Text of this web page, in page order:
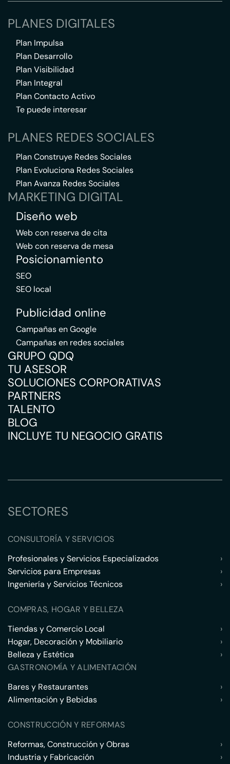
PLANES DIGITALES
Plan Impulsa
Plan Desarrollo
Plan Visibilidad
Plan Integral
Plan Contacto Activo
Te puede interesar
PLANES REDES SOCIALES
Plan Construye Redes Sociales
Plan Evoluciona Redes Sociales
Plan Avanza Redes Sociales
MARKETING DIGITAL
Diseño web
Web con reserva de cita
Web con reserva de mesa
Posicionamiento
SEO
SEO local
Publicidad online
Campañas en Google
Campañas en redes sociales
GRUPO QDQ
TU ASESOR
SOLUCIONES CORPORATIVAS
PARTNERS
TALENTO
BLOG
INCLUYE TU NEGOCIO GRATIS
SECTORES
CONSULTORÍA Y SERVICIOS
Profesionales y Servicios Especializados
›
Servicios para Empresas
›
Ingeniería y Servicios Técnicos
›
COMPRAS, HOGAR Y BELLEZA
Tiendas y Comercio Local
›
Hogar, Decoración y Mobiliario
›
Belleza y Estética
›
GASTRONOMÍA Y ALIMENTACIÓN
Bares y Restaurantes
›
Alimentación y Bebidas
›
CONSTRUCCIÓN Y REFORMAS
Reformas, Construcción y Obras
›
Industria y Fabricación
›